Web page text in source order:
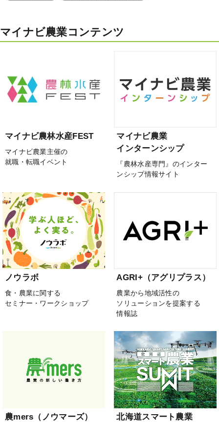
マイナビ農業コンテンツ
マイナビ農林水産FEST
マイナビ農業主催の
就職・転職イベント
マイナビ農業
インターンシップ
『農林水産専門』のインター
ンシップ情報サイト
ノウラボ
食・農業に関する
セミナー・ワークショップ
AGRI+（アグリプラス）
農業から地域活性の
ソリューションを提案する
情報誌
農mers（ノウマーズ）
北海道スマート農業